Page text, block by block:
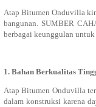
Atap Bitumen Onduvilla
bangunan. SUMBER
berbagai keunggulan
1. Bahan Berkualitas
Atap Bitumen Onduvilla
dalam konstruksi karena